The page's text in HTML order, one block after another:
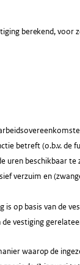
berekend,
betreft (o.b.v. de
uren beschikbaar
verzuim en
is op basis van de
vestiging
waarop de